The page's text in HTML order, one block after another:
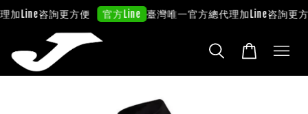
加Line咨詢更方便 官方Line 臺灣唯一官方總代理加Line咨詢更方